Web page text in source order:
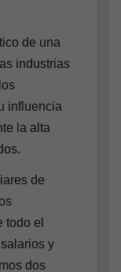
de una
industrias
influencia
la alta
de
todo el
y
dos